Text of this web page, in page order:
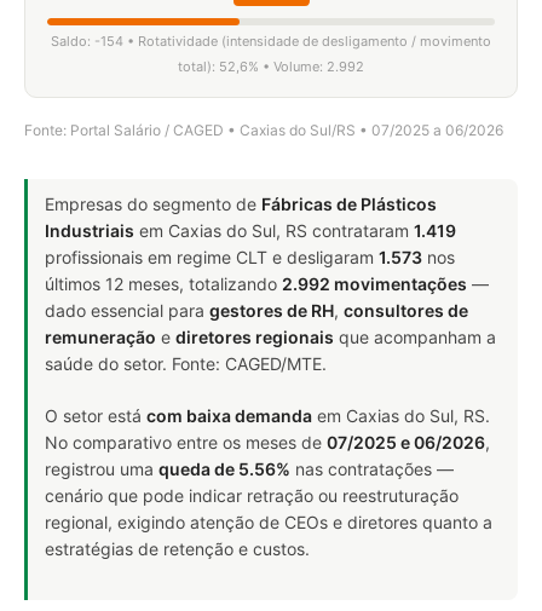
Saldo: -154 • Rotatividade (intensidade de desligamento / movimento
total): 52,6% • Volume: 2.992
Fonte: Portal Salário / CAGED • Caxias do Sul/RS • 07/2025 a 06/2026
Empresas do segmento de Fábricas de Plásticos
Industriais em Caxias do Sul, RS contrataram 1.419
profissionais em regime CLT e desligaram 1.573 nos
últimos 12 meses, totalizando 2.992 movimentações —
dado essencial para gestores de RH, consultores de
remuneração e diretores regionais que acompanham a
saúde do setor. Fonte: CAGED/MTE.
O setor está com baixa demanda em Caxias do Sul, RS.
No comparativo entre os meses de 07/2025 e 06/2026,
registrou uma queda de 5.56% nas contratações —
cenário que pode indicar retração ou reestruturação
regional, exigindo atenção de CEOs e diretores quanto a
estratégias de retenção e custos.